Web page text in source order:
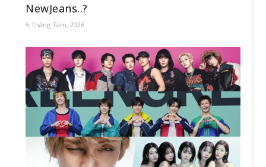
NewJeans..?
5 Tháng Tám, 2026